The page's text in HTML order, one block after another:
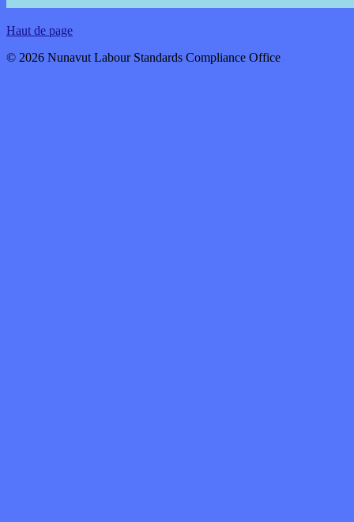
Haut de page
© 2026 Nunavut Labour Standards Compliance Office